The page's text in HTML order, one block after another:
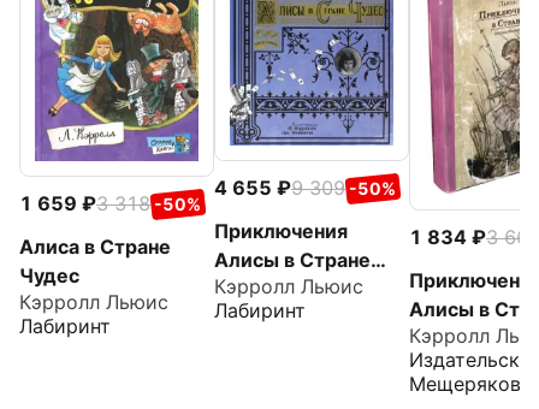
1 659 3 318 -50%
Алиса в Стране
Чудес
Кэрролл Льюис
Лабиринт
4 655 9 309 -50%
Приключения
Алисы в Стране
Чудес
Кэрролл Льюис
Лабиринт
1 834
3 668
Алисы в
Чудес
Кэрролл
Мещерякова